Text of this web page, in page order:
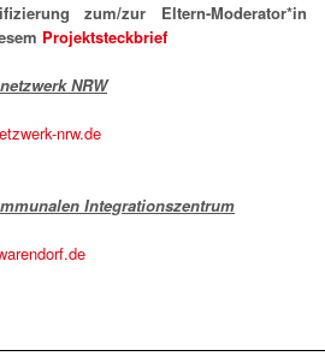
zum/zur Eltern-Moderator*in
Projektsteckbrief
NRW
nrw.de
Integrationszentrum